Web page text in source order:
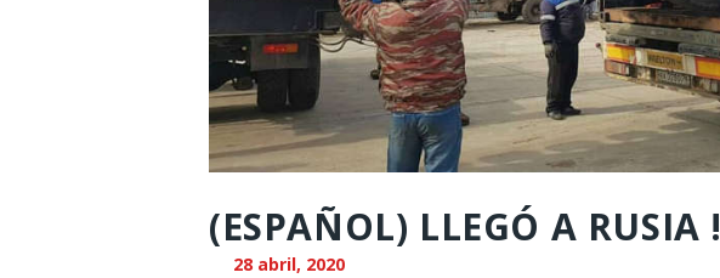
(ESPAÑOL) LLEGÓ A RUSIA !
28 abril, 2020